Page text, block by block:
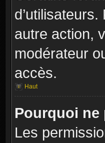
autre action,
modérateur
accès.
Haut
Pourquoi ne
Les